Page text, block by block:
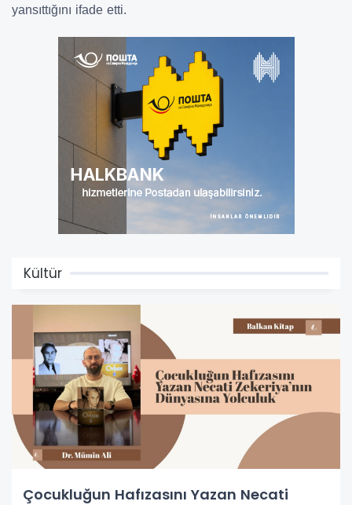
yansıttığını ifade etti.
Kültür
Çocukluğun Hafızasını Yazan Necati